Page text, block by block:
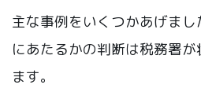
主な事例をいくつかあげまし
にあたるかの判断は税務署
ます。